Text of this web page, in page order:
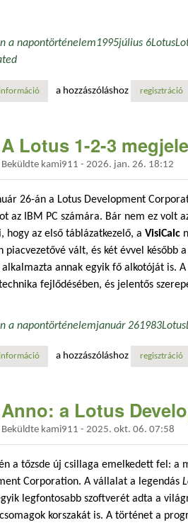
a napontörténelem1995július 6Lotus
egyszerű, mint az 1-2-3: az ibm
a hozzászóláshoz regisztráció
A Lotus 1-2-3
Beküldte kami911 - 2026. jan. 26. 18:12
26-án a Lotus Development
az IBM PC számára. Bár nem ez volt
hogy az első táblázatkezelő, a VisiCalc
piacvezetővé vált, és két évvel később
annak egyik fő alkotóját is.
fejlődésében, és jelentős
a napontörténelemjanuár 261983Lotus
a lotus 1-2-3 megjelenése: a
a hozzászóláshoz regisztráció
Anno: a Lotus
Beküldte kami911 - 2025. okt. 06. 07:58
a tőzsde új csillaga emelkedett fel: a
Corporation. A vállalat a legendás
legfontosabb szoftverét adta a
korszakát is. A történet a